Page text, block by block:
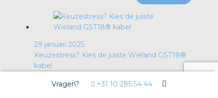
29 januari 2025
Keuzestress? Kies de juiste Wieland GST18®
kabel
kabel je in een installatie moet toepassen en
Vragen? +31 10 285 54 44